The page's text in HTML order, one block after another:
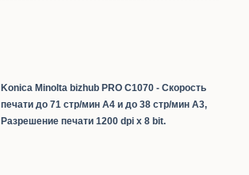
Konica Minolta bizhub PRO C1070 - Скорость
печати до 71 стр/мин А4 и до 38 стр/мин А3,
Разрешение печати 1200 dpi x 8 bit.